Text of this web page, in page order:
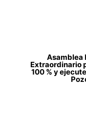
Asamblea
Extraordinario
100 % y